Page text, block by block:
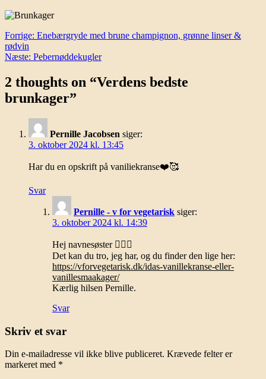
Indlægsnavigation
Forrige: Enebærgryde med brune champignon, grønne linser &
rødvin
Næste: Pebernøddekugler
2 thoughts on “Verdens bedste
brunkager”
Pernille Jacobsen siger:
3. oktober 2024 kl. 13:45
Har du en opskrift på vaniliekranse❤️🥰
Svar
Pernille - v for vegetarisk siger:
3. oktober 2024 kl. 14:39
Hej navnesøster 🙋🏼‍♀️
Det kan du tro, jeg har, og du finder den lige her:
https://vforvegetarisk.dk/idas-vanillekranse-eller-
vanillesmaakager/
Kærlig hilsen Pernille.
Svar
Skriv et svar
Din e-mailadresse vil ikke blive publiceret. Krævede felter er
markeret med *